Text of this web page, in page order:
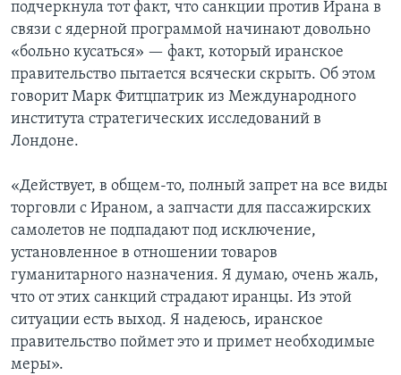
подчеркнула тот факт, что санкции против Ирана в
связи с ядерной программой начинают довольно
«больно кусаться» — факт, который иранское
правительство пытается всячески скрыть. Об этом
говорит Марк Фитцпатрик из Международного
института стратегических исследований в
Лондоне.
«Действует, в общем-то, полный запрет на все виды
торговли с Ираном, а запчасти для пассажирских
самолетов не подпадают под исключение,
установленное в отношении товаров
гуманитарного назначения. Я думаю, очень жаль,
что от этих санкций страдают иранцы. Из этой
ситуации есть выход. Я надеюсь, иранское
правительство поймет это и примет необходимые
меры».